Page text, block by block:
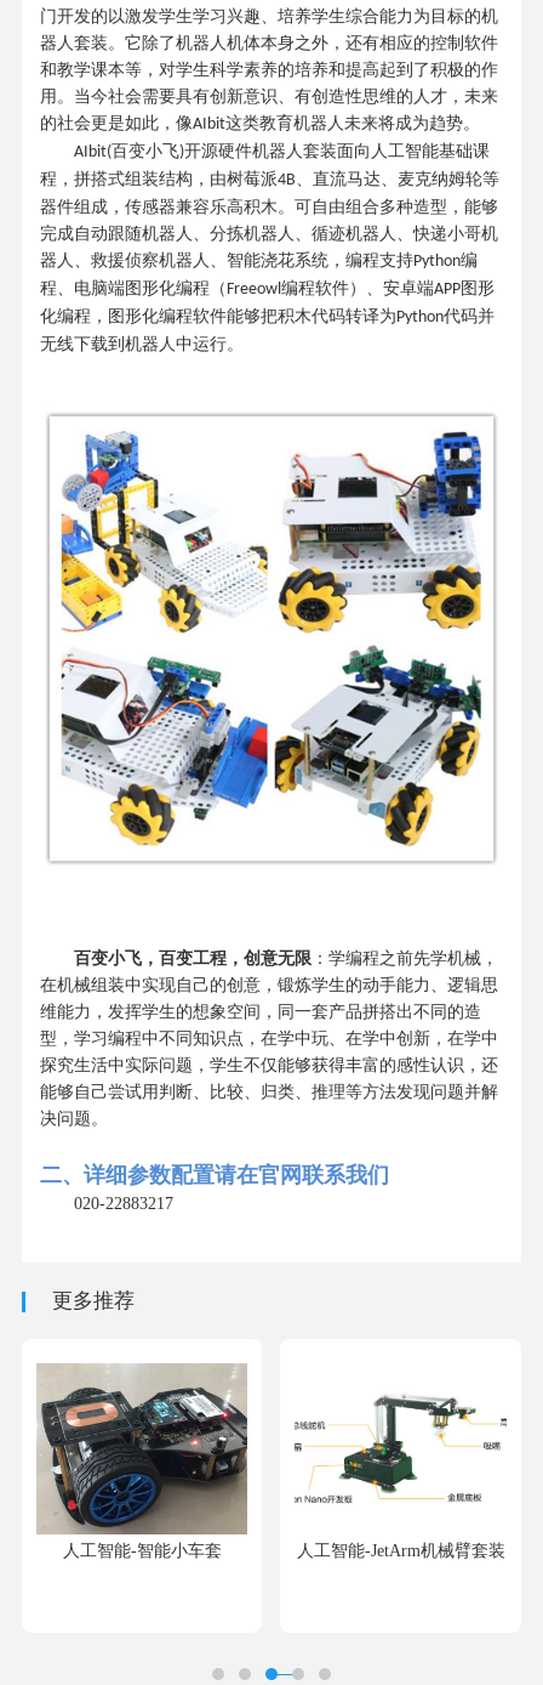
门开发的以激发学生学习兴趣、培养学生综合能力为目标的机
器人套装。它除了机器人机体本身之外，还有相应的控制软件
和教学课本等，对学生科学素养的培养和提高起到了积极的作
用。当今社会需要具有创新意识、有创造性思维的人才，未来
的社会更是如此，像AIbit这类教育机器人未来将成为趋势。
AIbit(百变小飞)开源硬件机器人套装面向人工智能基础课
程，拼搭式组装结构，由树莓派4B、直流⻢达、麦克纳姆轮等
器件组成，传感器兼容乐高积木。可自由组合多种造型，能够
完成自动跟随机器⼈、分拣机器人、循迹机器人、快递小哥机
器人、救援侦察机器人、智能浇花系统，编程支持Python编
程、电脑端图形化编程（ Freeowl编程软件）、安卓端APP图形
化编程，图形化编程软件能够把积木代码转译为Python代码并
无线下载到机器人中运行。
百变小飞，百变工程，创意无限：学编程之前先学机械，
在机械组装中实现自己的创意，锻炼学生的动手能力、逻辑思
维能力，发挥学生的想象空间，同一套产品拼搭出不同的造
型，学习编程中不同知识点，在学中玩、在学中创新，在学中
探究生活中实际问题，学生不仅能够获得丰富的感性认识，还
能够自己尝试用判断、比较、归类、推理等方法发现问题并解
决问题。
二、详细参数配置请在官网联系我们
020-22883217
更多推荐
人工智能-智能小车套 人工智能-JetArm机械臂套装